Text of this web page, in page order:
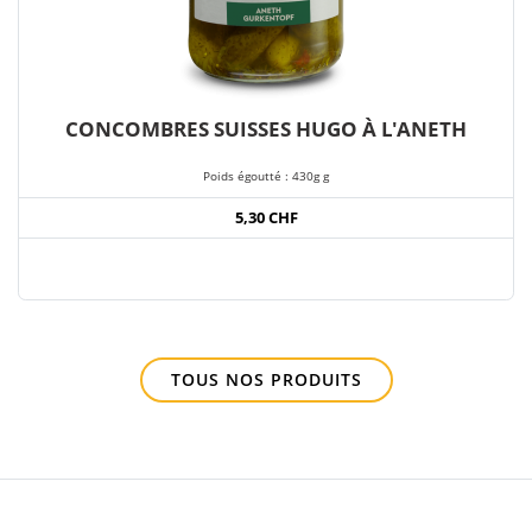
CONCOMBRES SUISSES HUGO À L'ANETH
Poids égoutté : 430g g
5,30 CHF
TOUS NOS PRODUITS